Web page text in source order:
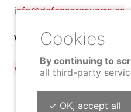
info@defensornavarra.es
WEB
www.defensornavarra.es
By continuing to
all third-party
✓ OK, accept all